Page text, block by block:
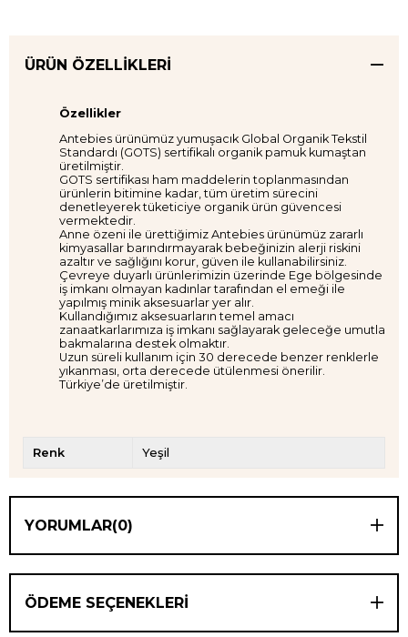
ÜRÜN ÖZELLIKLERI
Özellikler
Antebies ürünümüz yumuşacık Global Organik Tekstil
Standardı (GOTS) sertifikalı organik pamuk kumaştan
üretilmiştir.
GOTS sertifikası ham maddelerin toplanmasından
ürünlerin bitimine kadar, tüm üretim sürecini
denetleyerek tüketiciye organik ürün güvencesi
vermektedir.
Anne özeni ile ürettiğimiz Antebies ürünümüz zararlı
kimyasallar barındırmayarak bebeğinizin alerji riskini
azaltır ve sağlığını korur, güven ile kullanabilirsiniz.
Çevreye duyarlı ürünlerimizin üzerinde Ege bölgesinde
iş imkanı olmayan kadınlar tarafından el emeği ile
yapılmış minik aksesuarlar yer alır.
Kullandığımız aksesuarların temel amacı
zanaatkarlarımıza iş imkanı sağlayarak geleceğe umutla
bakmalarına destek olmaktır.
Uzun süreli kullanım için 30 derecede benzer renklerle
yıkanması, orta derecede ütülenmesi önerilir.
Türkiye’de üretilmiştir.
Renk Yeşil
YORUMLAR(0)
ÖDEME SEÇENEKLERI